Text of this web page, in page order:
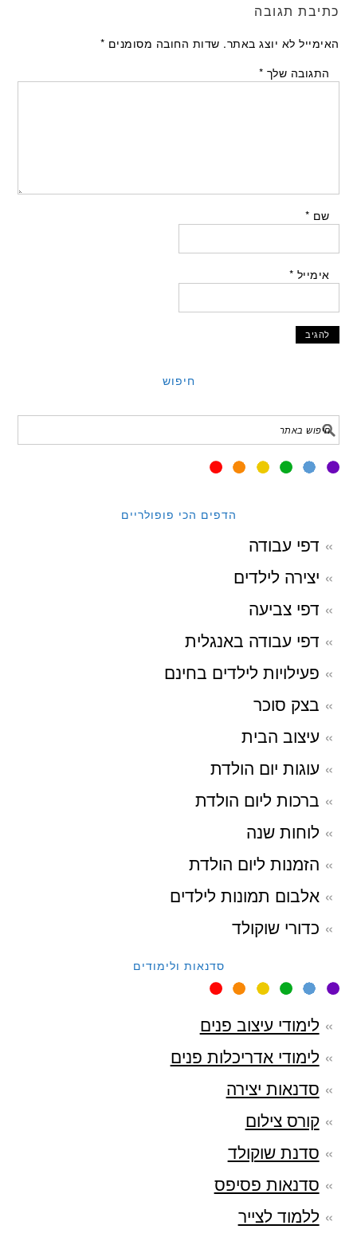
כתיבת תגובה
האימייל לא יוצג באתר. שדות החובה מסומנים *
התגובה שלך *
שם *
אימייל *
חיפוש
הדפים הכי פופולריים
דפי עבודה
יצירה לילדים
דפי צביעה
דפי עבודה באנגלית
פעילויות לילדים בחינם
בצק סוכר
עיצוב הבית
עוגות יום הולדת
ברכות ליום הולדת
לוחות שנה
הזמנות ליום הולדת
אלבום תמונות לילדים
כדורי שוקולד
סדנאות ולימודים
לימודי עיצוב פנים
לימודי אדריכלות פנים
סדנאות יצירה
קורס צילום
סדנת שוקולד
סדנאות פסיפס
ללמוד לצייר